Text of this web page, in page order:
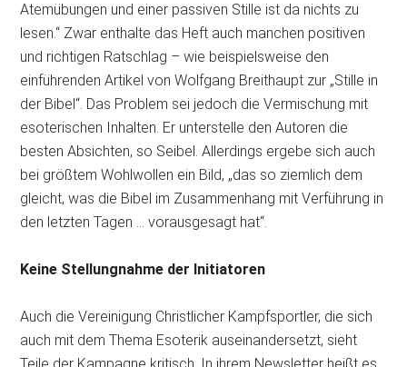
Atemübungen und einer passiven Stille ist da nichts zu
lesen.“ Zwar enthalte das Heft auch manchen positiven
und richtigen Ratschlag – wie beispielsweise den
einführenden Artikel von Wolfgang Breithaupt zur „Stille in
der Bibel“. Das Problem sei jedoch die Vermischung mit
esoterischen Inhalten. Er unterstelle den Autoren die
besten Absichten, so Seibel. Allerdings ergebe sich auch
bei größtem Wohlwollen ein Bild, „das so ziemlich dem
gleicht, was die Bibel im Zusammenhang mit Verführung in
den letzten Tagen … vorausgesagt hat“.
Keine Stellungnahme der Initiatoren
Auch die Vereinigung Christlicher Kampfsportler, die sich
auch mit dem Thema Esoterik auseinandersetzt, sieht